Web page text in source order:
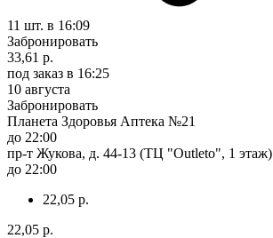
11 шт. в 16:09
Забронировать
33,61 р.
под заказ в 16:25
10 августа
Забронировать
Планета Здоровья Аптека №21
до 22:00
пр-т Жукова, д. 44-13 (ТЦ "Outleto", 1 этаж)
до 22:00
22,05 р.
22,05 р.